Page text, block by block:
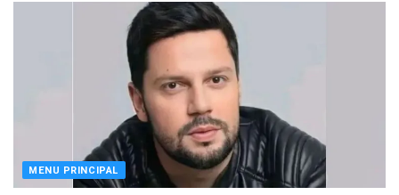
MENU PRINCIPAL